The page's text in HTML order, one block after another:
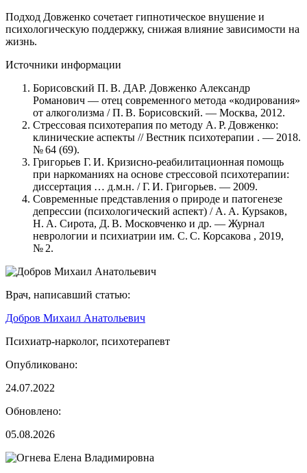
Подход Довженко сочетает гипнотическое внушение и
психологическую поддержку, снижая влияние зависимости на
жизнь.
Источники информации
Борисовский П. В. ДАР. Довженко Александр
Романович — отец современного метода «кодирования»
от алкоголизма / П. В. Борисовский. — Москва, 2012.
Стрессовая психотерапия по методу А. Р. Довженко:
клинические аспекты // Вестник психотерапии . — 2018.
№ 64 (69).
Григорьев Г. И. Кризисно‑реабилитационная помощь
при наркоманиях на основе стрессовой психотерапии:
диссертация … д.м.н. / Г. И. Григорьев. — 2009.
Современные представления о природе и патогенезе
депрессии (психологический аспект) / А. А. Кур­sаков,
Н. А. Сирота, Д. В. Московченко и др. — Журнал
неврологии и психиатрии им. С. С. Корсакова , 2019,
№ 2.
Врач, написавший статью:
Добров Михаил Анатольевич
Психиатр-нарколог, психотерапевт
Опубликовано:
24.07.2022
Обновлено:
05.08.2026